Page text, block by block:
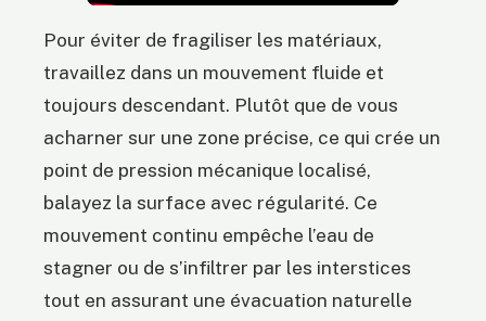
Pour éviter de fragiliser les matériaux,
travaillez dans un mouvement fluide et
toujours descendant. Plutôt que de vous
acharner sur une zone précise, ce qui crée un
point de pression mécanique localisé,
balayez la surface avec régularité. Ce
mouvement continu empêche l’eau de
stagner ou de s’infiltrer par les interstices
tout en assurant une évacuation naturelle